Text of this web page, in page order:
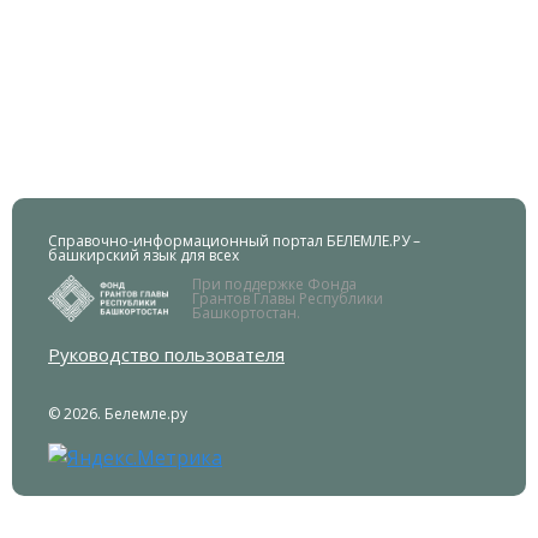
Справочно-информационный портал БЕЛЕМЛЕ.РУ –
башкирский язык для всех
При поддержке Фонда
Грантов Главы Республики
Башкортостан.
Руководство пользователя
© 2026. Белемле.ру